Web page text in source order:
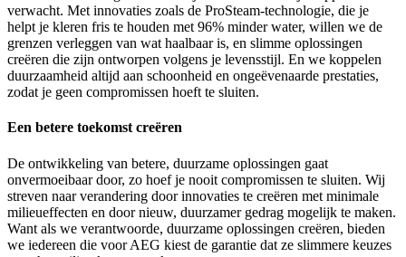
verwacht. Met innovaties zoals de ProSteam-technologie, die je
helpt je kleren fris te houden met 96% minder water, willen we de
grenzen verleggen van wat haalbaar is, en slimme oplossingen
creëren die zijn ontworpen volgens je levensstijl. En we koppelen
duurzaamheid altijd aan schoonheid en ongeëvenaarde prestaties,
zodat je geen compromissen hoeft te sluiten.
Een betere toekomst creëren
De ontwikkeling van betere, duurzame oplossingen gaat
onvermoeibaar door, zo hoef je nooit compromissen te sluiten. Wij
streven naar verandering door innovaties te creëren met minimale
milieueffecten en door nieuw, duurzamer gedrag mogelijk te maken.
Want als we verantwoorde, duurzame oplossingen creëren, bieden
we iedereen die voor AEG kiest de garantie dat ze slimmere keuzes